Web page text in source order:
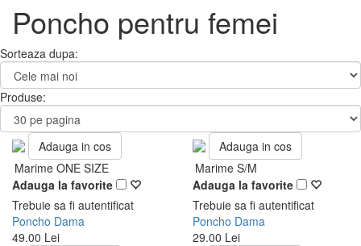
Poncho pentru femei
Sorteaza dupa:
Produse:
Adauga in cos
Marime ONE SIZE
Adauga la favorite
Trebuie sa fi autentificat
Poncho Dama
49.00 Lei
Adauga in cos
Marime S/M
Adauga la favorite
Trebuie sa fi autentificat
Poncho Dama
29.00 Lei